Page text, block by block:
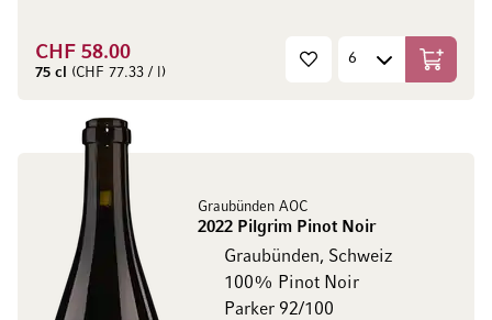
CHF 58.00
75 cl (CHF 77.33 / l) In den
Graubünden AOC
2022 Pilgrim Pinot Noir
Graubünden, Schweiz
100% Pinot Noir
Parker 92/100